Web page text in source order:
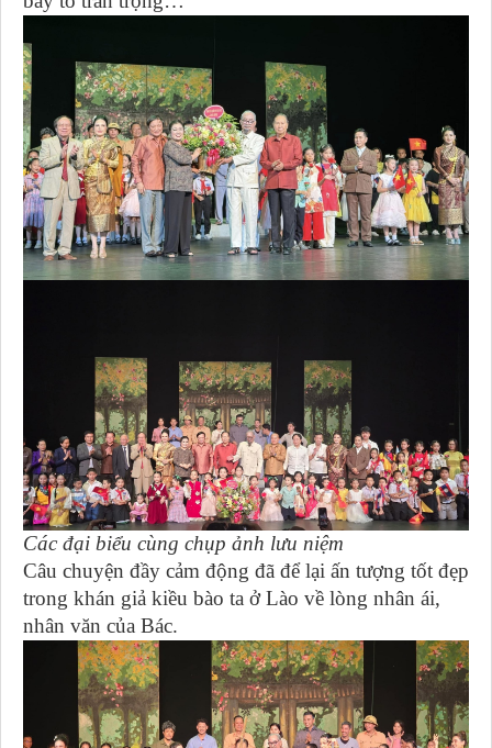
Các đại biểu cùng chụp ảnh lưu niệm
Câu chuyện đầy cảm động đã để lại ấn tượng tốt đẹp
trong khán giả kiều bào ta ở Lào về lòng nhân ái,
nhân văn của Bác.